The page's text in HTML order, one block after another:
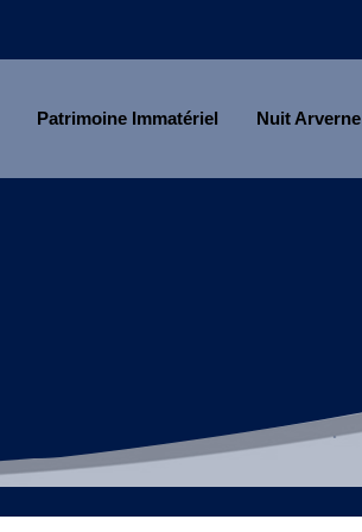
Patrimoine Immatériel Nuit Arverne